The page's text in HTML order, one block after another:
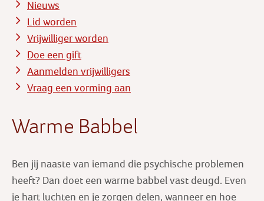
Nieuws
Lid worden
Vrijwilliger worden
Doe een gift
Aanmelden vrijwilligers
Vraag een vorming aan
Warme Babbel
Ben jij naaste van iemand die psychische problemen
heeft? Dan doet een warme babbel vast deugd. Even
je hart luchten en je zorgen delen, wanneer en hoe